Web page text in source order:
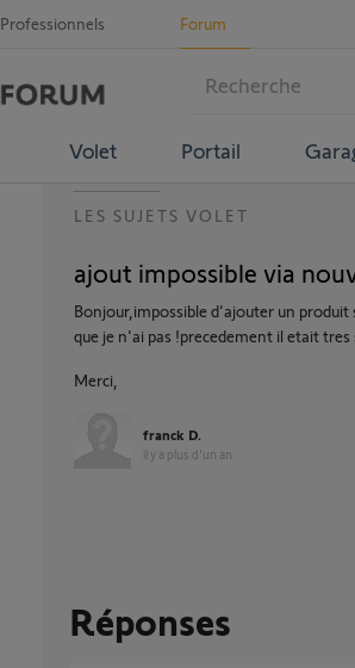
Professionnels Forum
Volet Portail
LES SUJETS VOLET
ajout impossible via
Bonjour,impossible d'ajouter un produit
que je n'ai pas !precedement il etait
Merci,
franck D.
il y a plus d'un an
Réponses